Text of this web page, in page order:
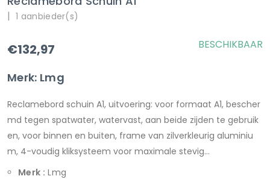
| 1 aanbieder(s)
€132,97
Merk: Lmg
BESCHIKBAAR
Reclamebord schuin A1, uitvoering: voor formaat A1, bescher
md tegen spatwater, watervast, aan beide zijden te gebruik
en, voor binnen en buiten, frame van zilverkleurig aluminiu
m, 4-voudig kliksysteem voor maximale stevig...
Merk : Lmg